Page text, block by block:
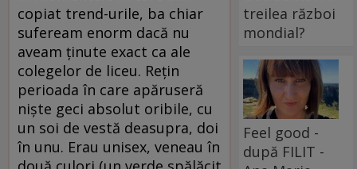
copiat trend-urile, ba chiar
sufeream enorm dacă nu
aveam ținute exact ca ale
colegelor de liceu. Rețin
perioada în care apăruseră
niște geci absolut oribile, cu
un soi de vestă deasupra, doi
în unu. Erau unisex, veneau în
treilea război
mondial?
Feel good -
după FILIT -